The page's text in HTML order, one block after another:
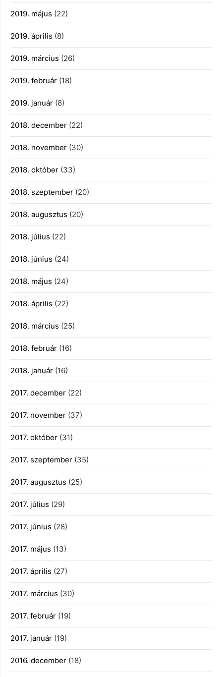
2019. május (22)
2019. április (8)
2019. március (26)
2019. február (18)
2019. január (8)
2018. december (22)
2018. november (30)
2018. október (33)
2018. szeptember (20)
2018. augusztus (20)
2018. július (22)
2018. június (24)
2018. május (24)
2018. április (22)
2018. március (25)
2018. február (16)
2018. január (16)
2017. december (22)
2017. november (37)
2017. október (31)
2017. szeptember (35)
2017. augusztus (25)
2017. július (29)
2017. június (28)
2017. május (13)
2017. április (27)
2017. március (30)
2017. február (19)
2017. január (19)
2016. december (18)